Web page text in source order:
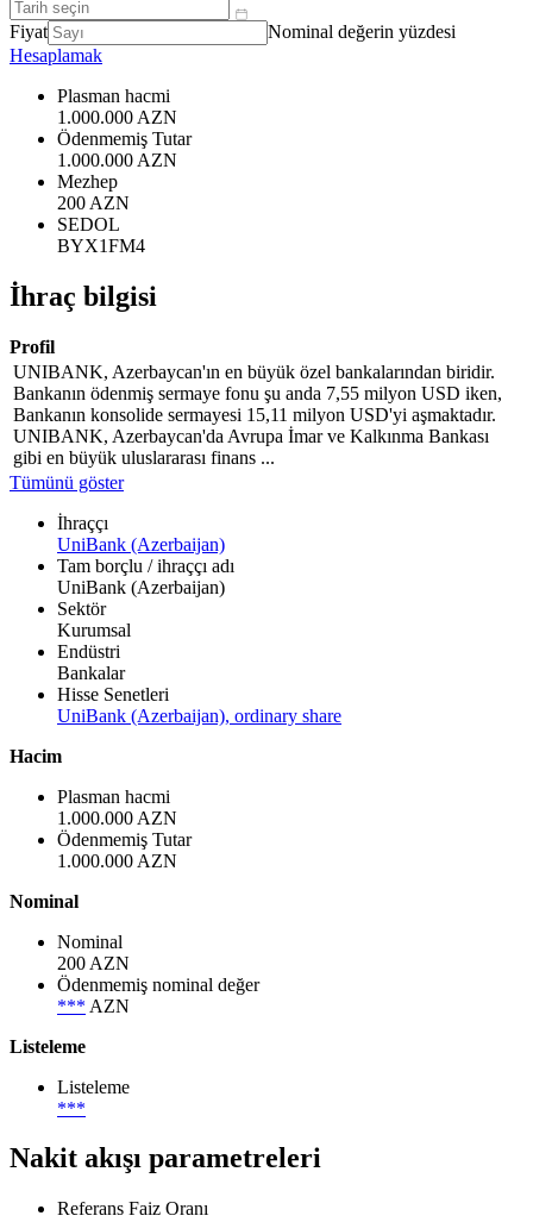
Fiyat
Nominal değerin yüzdesi
Hesaplamak
Plasman hacmi
1.000.000 AZN
Ödenmemiş Tutar
1.000.000 AZN
Mezhep
200 AZN
SEDOL
BYX1FM4
İhraç bilgisi
Profil
UNIBANK, Azerbaycan'ın en büyük özel bankalarından biridir.
Bankanın ödenmiş sermaye fonu şu anda 7,55 milyon USD iken,
Bankanın konsolide sermayesi 15,11 milyon USD'yi aşmaktadır.
UNIBANK, Azerbaycan'da Avrupa İmar ve Kalkınma Bankası
gibi en büyük uluslararası finans ...
Tümünü göster
İhraççı
UniBank (Azerbaijan)
Tam borçlu / ihraççı adı
UniBank (Azerbaijan)
Sektör
Kurumsal
Endüstri
Bankalar
Hisse Senetleri
UniBank (Azerbaijan), ordinary share
Hacim
Plasman hacmi
1.000.000 AZN
Ödenmemiş Tutar
1.000.000 AZN
Nominal
Nominal
200 AZN
Ödenmemiş nominal değer
*** AZN
Listeleme
Listeleme
***
Nakit akışı parametreleri
Referans Faiz Oranı